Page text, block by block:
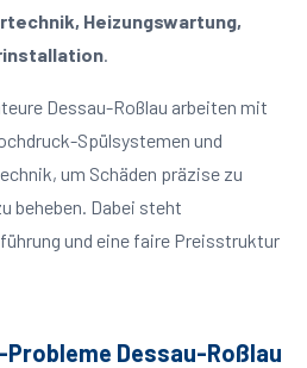
Heizungswartung,
.
Dessau-Roßlau arbeiten mit
Spülsystemen und
um Schäden präzise zu
beheben. Dabei steht
und eine faire Preisstruktur
Dessau-Roßlau